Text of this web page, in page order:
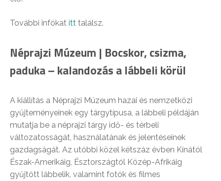
További infókat itt találsz.
Néprajzi Múzeum | Bocskor, csizma,
paduka – kalandozás a lábbeli körül
A kiállítás a Néprajzi Múzeum hazai és nemzetközi
gyűjteményeinek egy tárgytípusa, a lábbeli példáján
mutatja be a néprajzi tárgy idő- és térbeli
változatosságát, használatának és jelentéseinek
gazdagságát. Az utóbbi közel kétszáz évben Kínától
Észak-Amerikáig, Észtországtól Közép-Afrikáig
gyűjtött lábbelik, valamint fotók és filmes